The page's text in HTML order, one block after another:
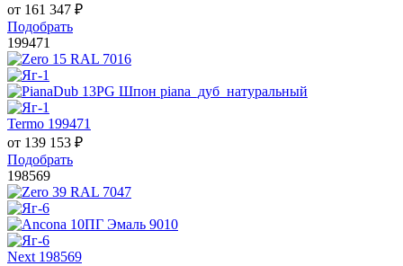
от 161 347 ₽
Подобрать
199471
Termo 199471
от 139 153 ₽
Подобрать
198569
Next 198569